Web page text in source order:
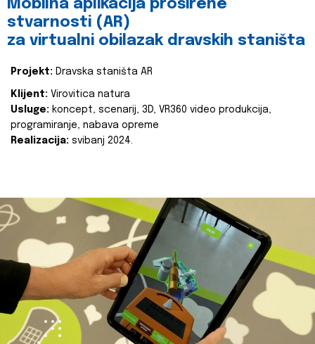
Mobilna aplikacija proširene
stvarnosti (AR)
za virtualni obilazak dravskih staništa
Projekt: Dravska staništa AR
Klijent: Virovitica natura
Usluge: koncept, scenarij, 3D, VR360 video produkcija,
programiranje, nabava opreme
Realizacija: svibanj 2024.